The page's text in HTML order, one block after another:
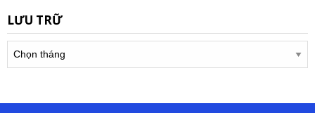
LƯU TRỮ
Lưu